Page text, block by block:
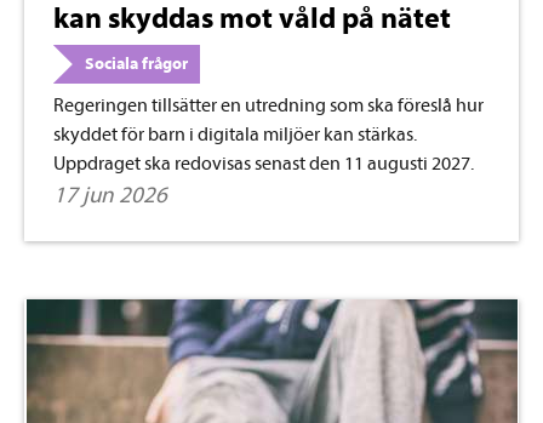
kan skyddas mot våld på nätet
Sociala frågor
Regeringen tillsätter en utredning som ska föreslå hur
skyddet för barn i digitala miljöer kan stärkas.
Uppdraget ska redovisas senast den 11 augusti 2027.
17 jun 2026